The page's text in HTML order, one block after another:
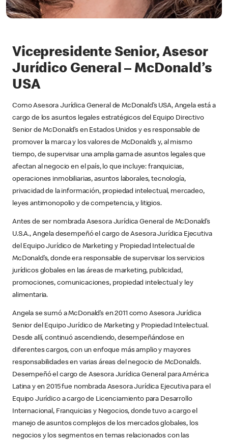
Vicepresidente Senior, Asesor
Jurídico General – McDonald’s
USA
Como Asesora Jurídica General de McDonald’s USA, Angela está a
cargo de los asuntos legales estratégicos del Equipo Directivo
Senior de McDonald’s en Estados Unidos y es responsable de
promover la marca y los valores de McDonald’s y, al mismo
tiempo, de supervisar una amplia gama de asuntos legales que
afectan al negocio en el país, lo que incluye: franquicias,
operaciones inmobiliarias, asuntos laborales, tecnología,
privacidad de la información, propiedad intelectual, mercadeo,
leyes antimonopolio y de competencia, y litigios.
Antes de ser nombrada Asesora Jurídica General de McDonald’s
U.S.A., Angela desempeñó el cargo de Asesora Jurídica Ejecutiva
del Equipo Jurídico de Marketing y Propiedad Intelectual de
McDonald’s, donde era responsable de supervisar los servicios
jurídicos globales en las áreas de marketing, publicidad,
promociones, comunicaciones, propiedad intelectual y ley
alimentaria.
Angela se sumó a McDonald’s en 2011 como Asesora Jurídica
Senior del Equipo Jurídico de Marketing y Propiedad Intelectual.
Desde allí, continuó ascendiendo, desempeñándose en
diferentes cargos, con un enfoque más amplio y mayores
responsabilidades en varias áreas del negocio de McDonald’s.
Desempeñó el cargo de Asesora Jurídica General para América
Latina y en 2015 fue nombrada Asesora Jurídica Ejecutiva para el
Equipo Jurídico a cargo de Licenciamiento para Desarrollo
Internacional, Franquicias y Negocios, donde tuvo a cargo el
manejo de asuntos complejos de los mercados globales, los
negocios y los segmentos en temas relacionados con las